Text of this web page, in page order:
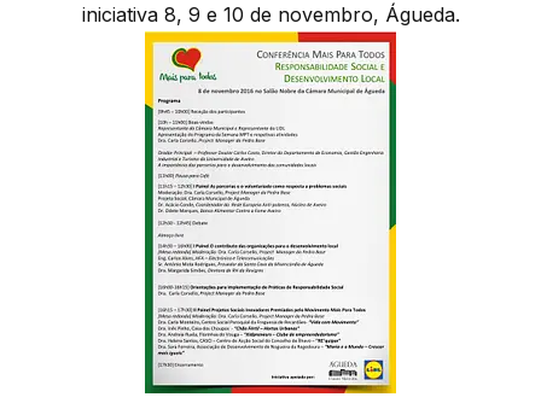
iniciativa 8, 9 e 10 de novembro, Águeda.